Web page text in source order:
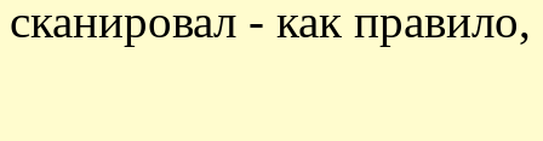
сканировал - как правило,